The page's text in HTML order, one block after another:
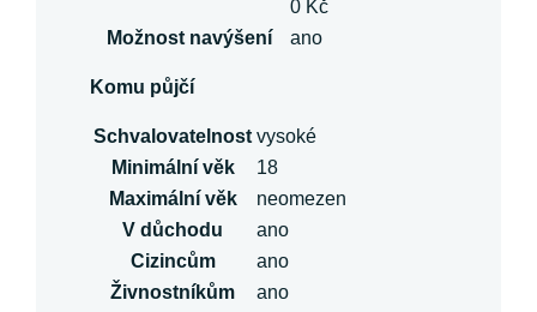
0 Kč
Možnost navýšení
ano
Komu půjčí
Schvalovatelnost vysoké
Minimální věk
18
Maximální věk
neomezen
V důchodu
ano
Cizincům
ano
Živnostníkům
ano